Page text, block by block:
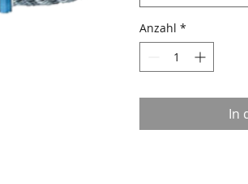
Anzahl *
In